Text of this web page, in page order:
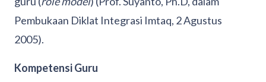
Pembukaan Diklat Integrasi Imtaq, 2 Agustus
2005).
Kompetensi Guru